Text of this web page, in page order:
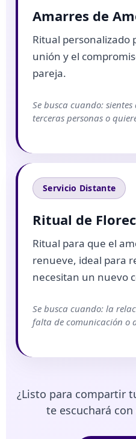
Amarres de
Ritual personalizado
unión y el
pareja.
Se busca cuando:
terceras personas o
Servicio Distante
Ritual de
Ritual para que el
renueve, ideal para
necesitan un nuevo
Se busca cuando: la
falta de comunicación o
¿Listo para compartir
te escuchará